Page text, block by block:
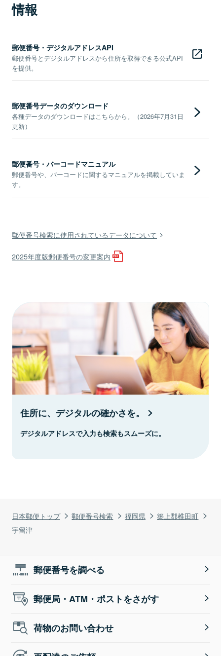
日本郵便トップ 郵便番号検索 福岡県
築上郡椎田町
宇留津
情報
郵便番号・デジタルアドレスAPI
郵便番号とデジタルアドレスから住所を取得できる公式API
を提供。
郵便番号データのダウンロード
各種データのダウンロードはこちらから。（2026年7月31日
更新）
郵便番号・バーコードマニュアル
郵便番号や、バーコードに関するマニュアルを掲載していま
す。
郵便番号検索に使用されているデータについて
2025年度版郵便番号の変更案内
住所に、デジタルの確かさを。
デジタルアドレスで入力も検索もスムーズに。
郵便番号を調べる
郵便局・ATM・ポストをさがす
荷物のお問い合わせ